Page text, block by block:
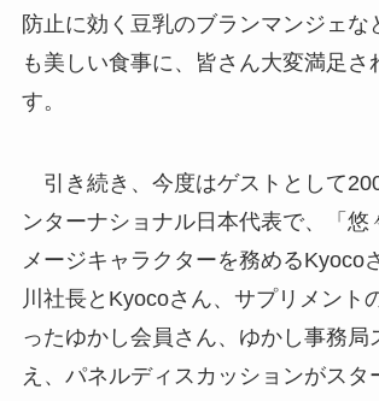
防止に効く豆乳のブランマンジェな
も美しい食事に、皆さん大変満足さ
す。
引き続き、今度はゲストとして
ンターナショナル日本代表で、「悠
メージキャラクターを務めるKyoco
川社長とKyocoさん、サプリメント
ったゆかし会員さん、ゆかし事務局
え、パネルディスカッションがスタ